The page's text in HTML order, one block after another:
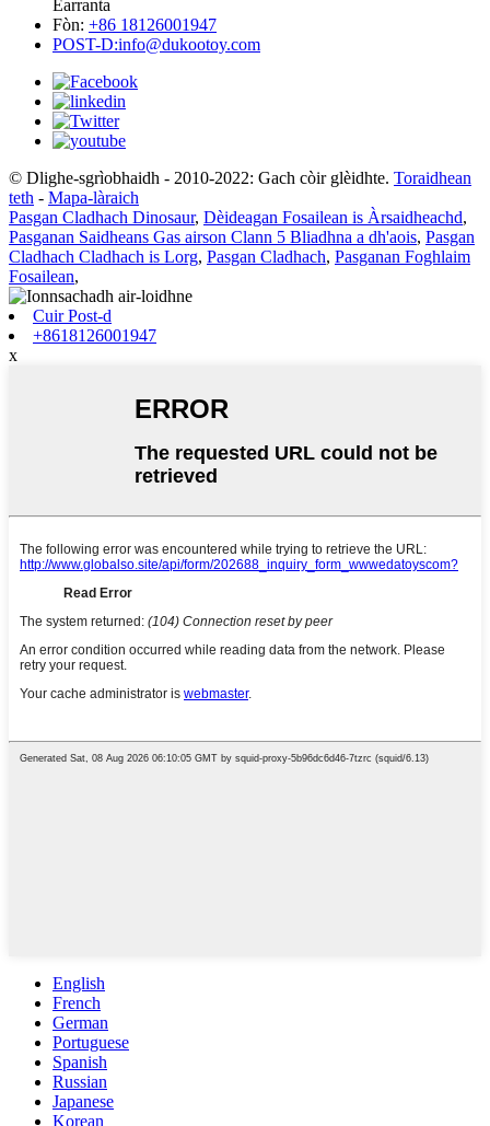
Earranta
Fòn: +86 18126001947
POST-D:info@dukootoy.com
© Dlighe-sgrìobhaidh - 2010-2022: Gach còir glèidhte. Toraidhean
teth - Mapa-làraich
Pasgan Cladhach Dinosaur, Dèideagan Fosailean is Àrsaidheachd,
Pasganan Saidheans Gas airson Clann 5 Bliadhna a dh'aois, Pasgan
Cladhach Cladhach is Lorg, Pasgan Cladhach, Pasganan Foghlaim
Fosailean,
Cuir Post-d
+8618126001947
x
English
French
German
Portuguese
Spanish
Russian
Japanese
Korean